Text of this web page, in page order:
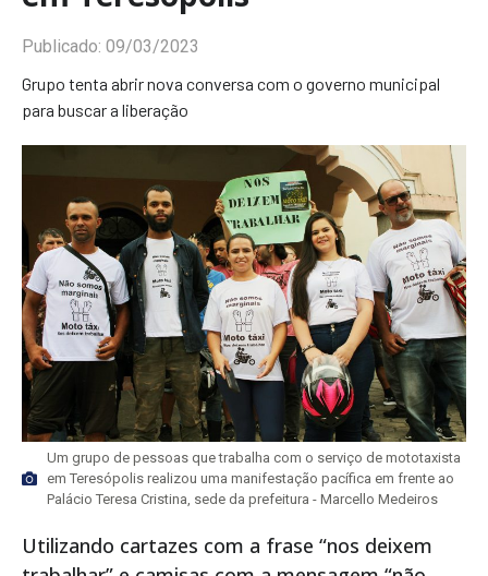
Publicado: 09/03/2023
Grupo tenta abrir nova conversa com o governo municipal
para buscar a liberação
Um grupo de pessoas que trabalha com o serviço de mototaxista
em Teresópolis realizou uma manifestação pacífica em frente ao
Palácio Teresa Cristina, sede da prefeitura - Marcello Medeiros
Utilizando cartazes com a frase “nos deixem